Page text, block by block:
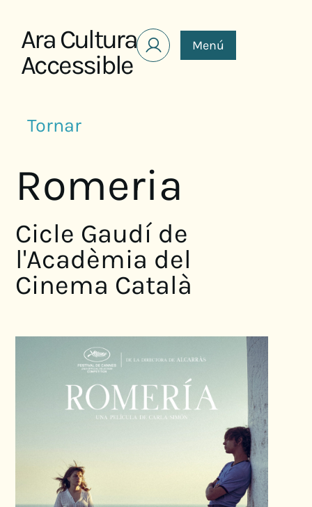
Ara Cultura
Accessible
Menú
Tornar
Romeria
Cicle Gaudí de
l'Acadèmia del
Cinema Català